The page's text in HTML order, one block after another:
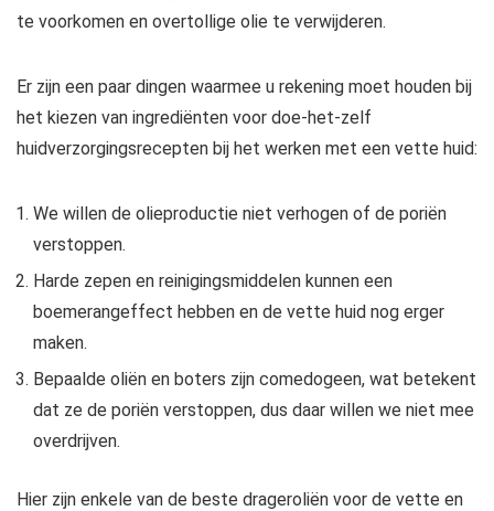
te voorkomen en overtollige olie te verwijderen.
Er zijn een paar dingen waarmee u rekening moet houden bij
het kiezen van ingrediënten voor doe-het-zelf
huidverzorgingsrecepten bij het werken met een vette huid:
We willen de olieproductie niet verhogen of de poriën
verstoppen.
Harde zepen en reinigingsmiddelen kunnen een
boemerangeffect hebben en de vette huid nog erger
maken.
Bepaalde oliën en boters zijn comedogeen, wat betekent
dat ze de poriën verstoppen, dus daar willen we niet mee
overdrijven.
Hier zijn enkele van de beste drageroliën voor de vette en